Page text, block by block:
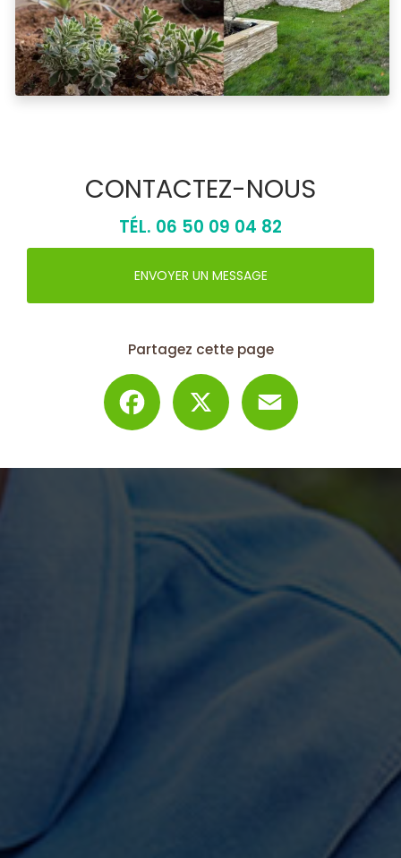
CONTACTEZ-NOUS
TÉL. 06 50 09 04 82
ENVOYER UN MESSAGE
Partagez cette page
Facebook